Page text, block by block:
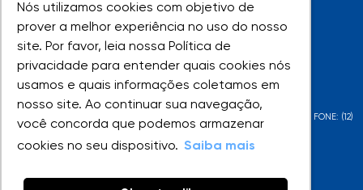
Nós utilizamos cookies com objetivo de
prover a melhor experiência no uso do nosso
site. Por favor, leia nossa Política de
privacidade para entender quais cookies nós
usamos e quais informações coletamos em
nosso site. Ao continuar sua navegação,
você concorda que podemos armazenar
cookies no seu dispositivo. Saiba mais
Nós utilizamos cookies com objetivo de
prover a melhor experiência no uso do nosso
site. Por favor, leia nossa Política de
privacidade para entender quais cookies nós
usamos e quais informações coletamos em
nosso site. Ao continuar sua navegação,
você concorda que podemos armazenar
cookies no seu dispositivo. Saiba mais
UNIVAP - Todos os direitos reservados
AV. SHISHIMA HIFUMI, 2911 - URBANOVA - SÃO JOSÉ DOS CAMPOS - SP - FONE: (12)